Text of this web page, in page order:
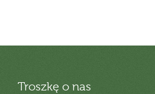
Troszkę o nas